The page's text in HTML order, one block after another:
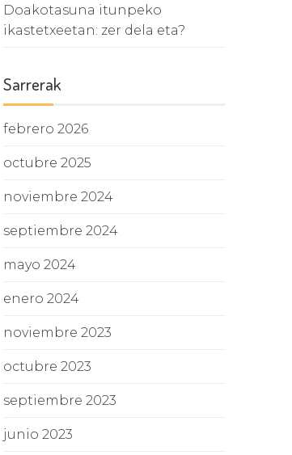
Doakotasuna itunpeko
ikastetxeetan: zer dela eta?
Sarrerak
febrero 2026
octubre 2025
noviembre 2024
septiembre 2024
mayo 2024
enero 2024
noviembre 2023
octubre 2023
septiembre 2023
junio 2023